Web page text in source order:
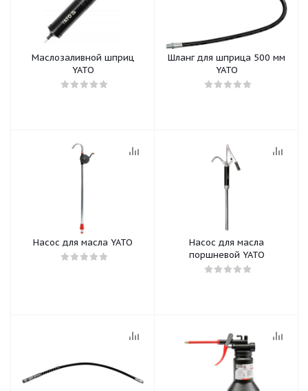
Маслозаливной шприц
YATO
Шланг для шприца 500 мм
YATO
Насос для масла YATO
Насос для масла
поршневой YATO